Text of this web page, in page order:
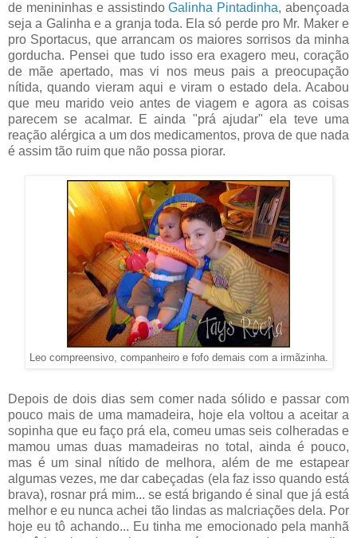
de menininhas e assistindoGalinha Pintadinha, abençoada
seja a Galinha e a granja toda. Ela só perde pro Mr. Maker e
pro Sportacus, que arrancam os maiores sorrisos da minha
gorducha. Pensei que tudo isso era exagero meu, coração
de mãe apertado, mas vi nos meus pais a preocupação
nítida, quando vieram aqui e viram o estado dela. Acabou
que meu marido veio antes de viagem e agora as coisas
parecem se acalmar. E ainda "prá ajudar" ela teve uma
reação alérgica a um dos medicamentos, prova de que nada
é assim tão ruim que não possa piorar.
Leo compreensivo, companheiro e fofo demais com a irmãzinha.
Depois de dois dias sem comer nada sólido e passar com
pouco mais de uma mamadeira, hoje ela voltou a aceitar a
sopinha que eu faço prá ela, comeu umas seis colheradas e
mamou umas duas mamadeiras no total, ainda é pouco,
mas é um sinal nítido de melhora, além de me estapear
algumas vezes, me dar cabeçadas (ela faz isso quando está
brava), rosnar prá mim... se está brigando é sinal que já está
melhor e eu nunca achei tão lindas as malcriações dela. Por
hoje eu tô achando... Eu tinha me emocionado pela manhã